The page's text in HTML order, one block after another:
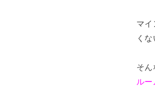
マ
く
そん
ルー